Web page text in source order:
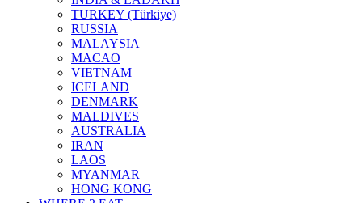
TURKEY (Türkiye)
RUSSIA
MALAYSIA
MACAO
VIETNAM
ICELAND
DENMARK
MALDIVES
AUSTRALIA
IRAN
LAOS
MYANMAR
HONG KONG